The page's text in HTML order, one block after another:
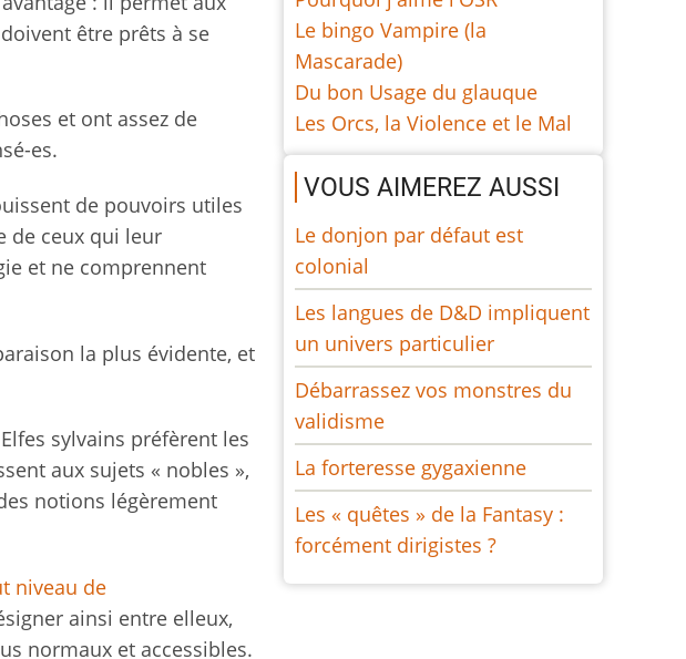
être prêts à se
et ont assez de
es.
de pouvoirs utiles
de ceux qui leur
et ne comprennent
la plus évidente, et
sylvains préfèrent les
aux sujets « nobles »,
notions légèrement
niveau de
ainsi entre elleux,
normaux et accessibles.
Le bingo Vampire (la
Mascarade)
Du bon Usage du glauque
Les Orcs, la Violence et le Mal
VOUS AIMEREZ AUSSI
Le donjon par défaut est
colonial
Les langues de D&D impliquent
un univers particulier
Débarrassez vos monstres du
validisme
La forteresse gygaxienne
Les « quêtes » de la Fantasy :
forcément dirigistes ?